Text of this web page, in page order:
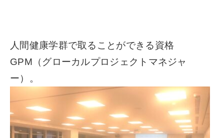
人間健康学群で取ることができる資格
GPM（グローカルプロジェクトマネジャ
ー）。